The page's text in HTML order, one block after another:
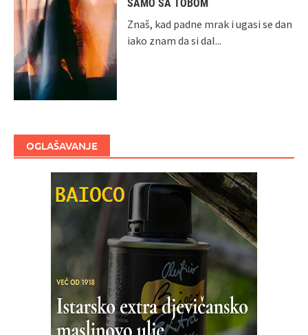
SAMO SA TOBOM
Znaš, kad padne mrak i ugasi se dan
iako znam da si dal...
OGLAŠAVANJE